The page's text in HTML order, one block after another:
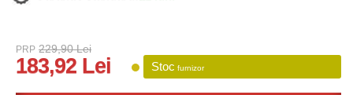
PRP 229,90 Lei
183,92 Lei Stoc furnizor